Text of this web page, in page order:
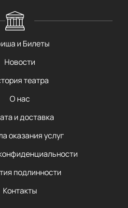
и Билеты
Новости
театра
О нас
и доставка
оказания услуг
подлинности
Контакты